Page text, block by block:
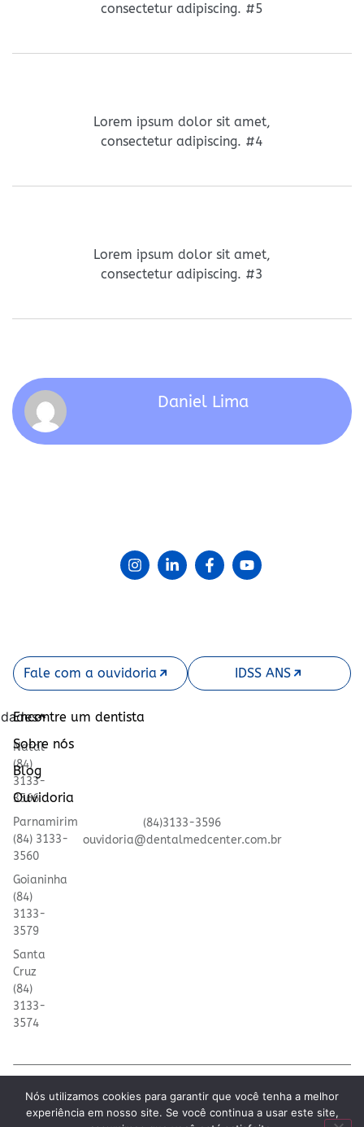
consectetur adipiscing. #5
Lorem ipsum dolor sit amet,
consectetur adipiscing. #4
Lorem ipsum dolor sit amet,
consectetur adipiscing. #3
Daniel Lima
Fale com a ouvidoria IDSS ANS
Natal
(84)
3133-
3566
Parnamirim
(84) 3133-
3560
Goianinha
(84)
3133-
3579
Santa
Cruz
(84)
3133-
3574
Encontre um dentista
Sobre nós
Blog
Ouvidoria
(84)3133-3596
ouvidoria@dentalmedcenter.com.br
© 2025 Dental Med | Todos os direitos reservados
Desenvolvido por Colina Tech
pelo WhatsApp
Nós utilizamos cookies para garantir que você tenha a melhor
experiência em nosso site. Se você continua a usar este site,